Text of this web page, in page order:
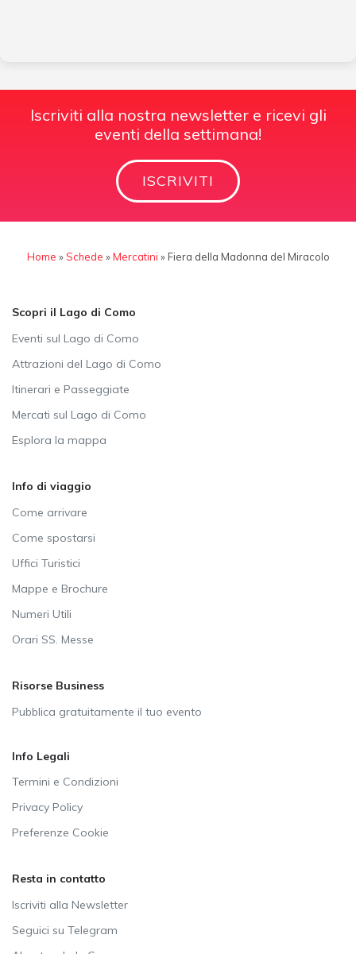
Iscriviti alla nostra newsletter e ricevi gli
eventi della settimana!
ISCRIVITI
Home »Schede »Mercatini » Fiera della Madonna del Miracolo
Scopri il Lago di Como
Eventi sul Lago di Como
Attrazioni del Lago di Como
Itinerari e Passeggiate
Mercati sul Lago di Como
Esplora la mappa
Info di viaggio
Come arrivare
Come spostarsi
Uffici Turistici
Mappe e Brochure
Numeri Utili
Orari SS. Messe
Risorse Business
Pubblica gratuitamente il tuo evento
Info Legali
Termini e Condizioni
Privacy Policy
Preferenze Cookie
Resta in contatto
Iscriviti alla Newsletter
Seguici su Telegram